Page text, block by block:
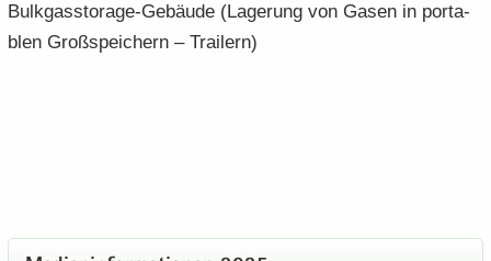
Bulkgasstorage-​Gebäude (La­ge­rung von Gasen in por­ta­
blen Groß­spei­chern – Trai­lern)